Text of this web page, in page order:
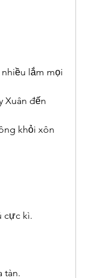
lắm mọi
Xuân đến
khỏi xôn
cực kì.
tàn.